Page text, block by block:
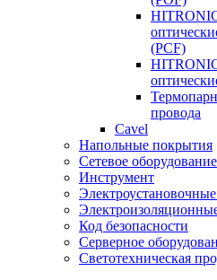
(PCF)
провода
Cavel
Напольные покрытия
Сетевое оборудование
Инструмент
Код безопасности
Серверное
Светотехническая